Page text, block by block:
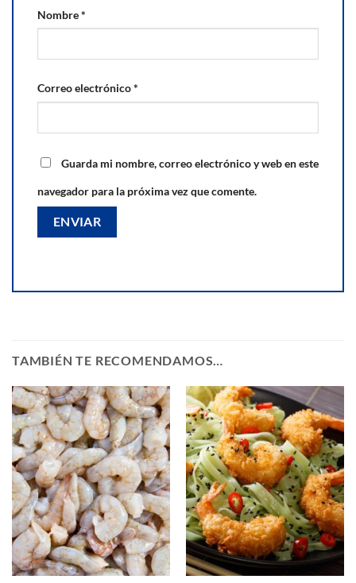
Nombre*
Correo electrónico*
Guarda mi nombre, correo electrónico y web en este
navegador para la próxima vez que comente.
TAMBIÉN TE RECOMENDAMOS…